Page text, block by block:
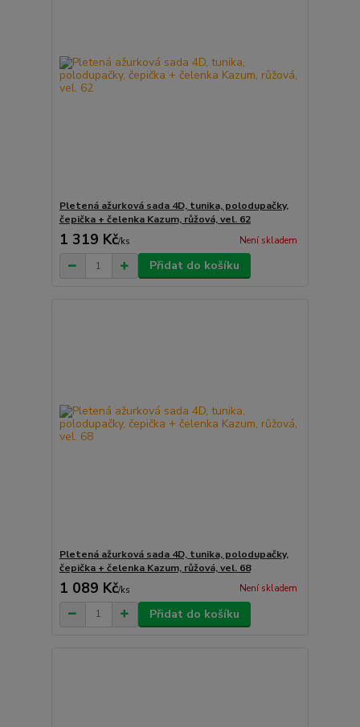
Pletená ažurková sada 4D, tunika, polodupačky,
čepička + čelenka Kazum, růžová, vel. 62
1 319 Kč/ks Není skladem
Přidat do košíku
Pletená ažurková sada 4D, tunika, polodupačky,
čepička + čelenka Kazum, růžová, vel. 68
1 089 Kč/ks Není skladem
Přidat do košíku